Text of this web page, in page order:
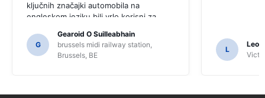
ključnih značajki automobila na
engleskom jeziku bili vrlo korisni za
određene mještane za smjernice i samo
zbog toga možda nismo shvatili funkcije
G
Gearoid O Suilleabhain
brussels midi railway station,
Brussels, BE
L